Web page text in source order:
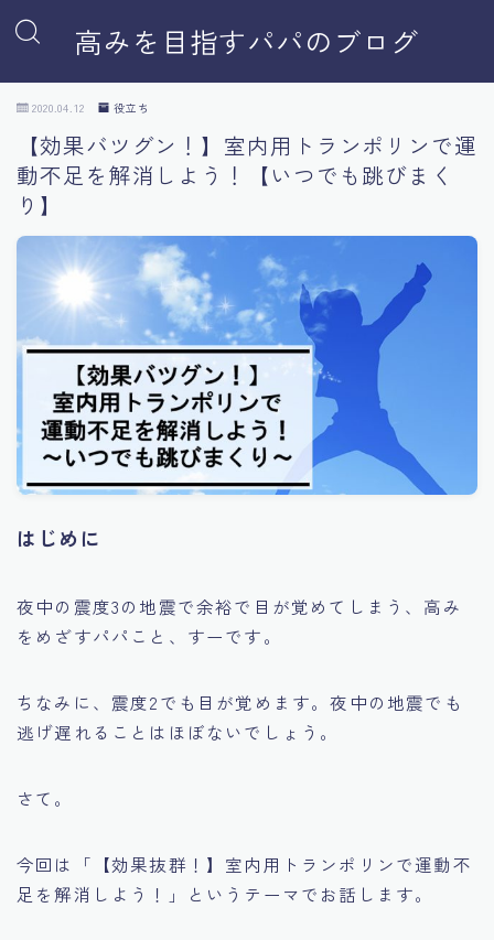
高みを目指すパパのブログ
2020.04.12 役立ち
【効果バツグン！】室内用トランポリンで運
動不足を解消しよう！【いつでも跳びまく
り】
はじめに
夜中の震度3の地震で余裕で目が覚めてしまう、高み
をめざすパパこと、すーです。
ちなみに、震度2でも目が覚めます。夜中の地震でも
逃げ遅れることはほぼないでしょう。
さて。
今回は「【効果抜群！】室内用トランポリンで運動不
足を解消しよう！」というテーマでお話します。